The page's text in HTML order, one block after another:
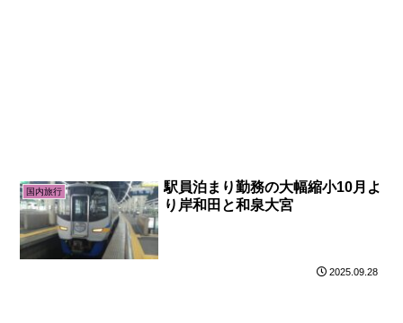
国内旅行
駅員泊まり勤務の大幅縮小10月よ
り岸和田と和泉大宮
2025.09.28